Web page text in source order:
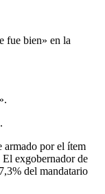
fue bien» en la
armado por el ítem
exgobernador de
del mandatario